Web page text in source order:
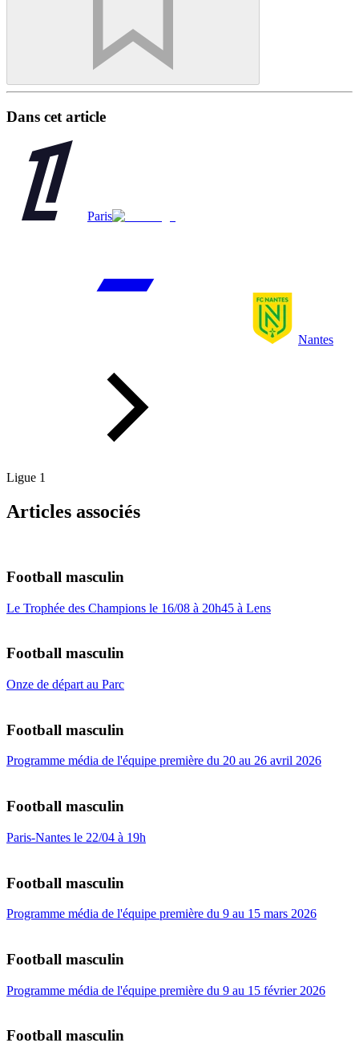
Dans cet article
Paris
Nantes
Ligue 1
Articles associés
Football masculin
Le Trophée des Champions le 16/08 à 20h45 à Lens
Football masculin
Onze de départ au Parc
Football masculin
Programme média de l'équipe première du 20 au 26 avril 2026
Football masculin
Paris-Nantes le 22/04 à 19h
Football masculin
Programme média de l'équipe première du 9 au 15 mars 2026
Football masculin
Programme média de l'équipe première du 9 au 15 février 2026
Football masculin